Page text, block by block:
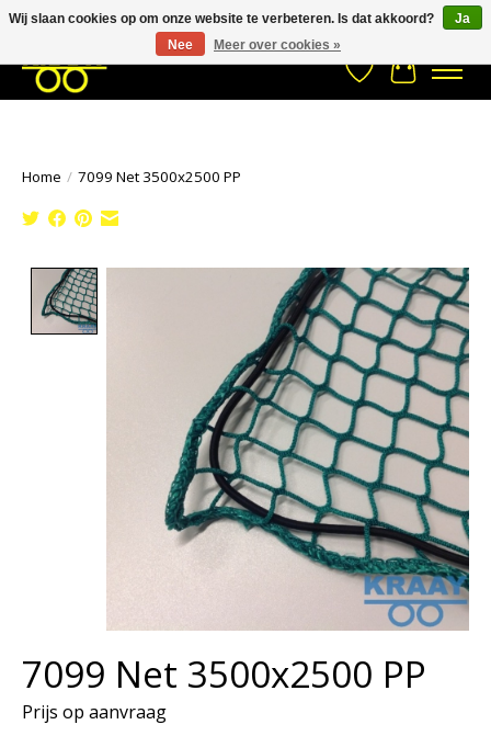
033- 2470 538 info@kraaybv.com Stuur een Whatsapp bericht
Verlanglijst
Home / 7099 Net 3500x2500 PP
Product image slideshow Items
7099 Net 3500x2500 PP
Prijs op aanvraag
Wij slaan cookies op om onze website te verbeteren. Is dat akkoord?
Ja
Nee
Meer over cookies »